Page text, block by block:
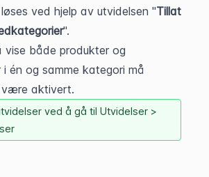
ved hjelp av utvidelsen "Tillat
".
vise både produkter og
én og samme kategori må
være aktivert.
ved å gå til Utvidelser >